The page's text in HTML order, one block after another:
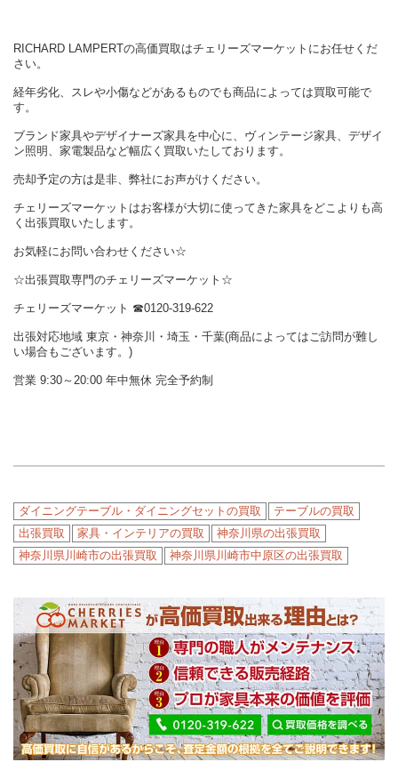
RICHARD LAMPERTの高価買取はチェリーズマーケットにお任せくだ
さい。
経年劣化、スレや小傷などがあるものでも商品によっては買取可能で
す。
ブランド家具やデザイナーズ家具を中心に、ヴィンテージ家具、デザイ
ン照明、家電製品など幅広く買取いたしております。
売却予定の方は是非、弊社にお声がけください。
チェリーズマーケットはお客様が大切に使ってきた家具をどこよりも高
く出張買取いたします。
お気軽にお問い合わせください☆
☆出張買取専門のチェリーズマーケット☆
チェリーズマーケット ☎︎0120-319-622
出張対応地域 東京・神奈川・埼玉・千葉(商品によってはご訪問が難し
い場合もございます。)
営業 9:30～20:00 年中無休 完全予約制
ダイニングテーブル・ダイニングセットの買取
テーブルの買取
出張買取
家具・インテリアの買取
神奈川県の出張買取
神奈川県川崎市の出張買取
神奈川県川崎市中原区の出張買取